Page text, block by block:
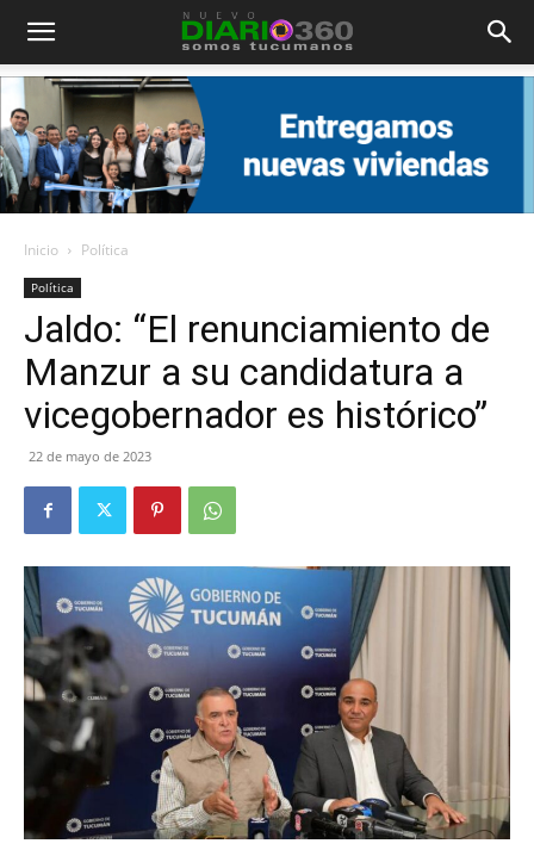
Diario
360
Inicio Política
Política
Jaldo: “El renunciamiento de
Manzur a su candidatura a
vicegobernador es histórico”
22 de mayo de 2023